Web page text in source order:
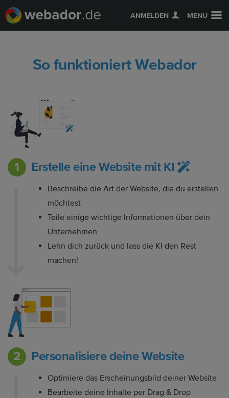
ANMELDEN MENU
So funktioniert Webador
Erstelle eine Website mit KI
Beschreibe die Art der Website, die du erstellen
möchtest
Teile einige wichtige Informationen über dein
Unternehmen
Lehn dich zurück und lass die KI den Rest
machen!
Personalisiere deine Website
Optimiere das Erscheinungsbild deiner Website
Bearbeite deine Inhalte per Drag & Drop